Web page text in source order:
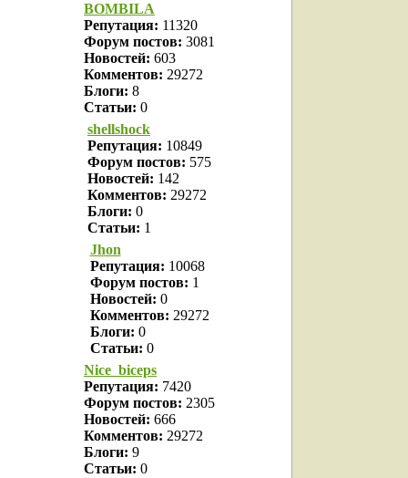
BOMBILA
Репутация: 11320
Форум постов: 3081
Новостей: 603
Комментов: 29272
Блоги: 8
Статьи: 0
shellshock
Репутация: 10849
Форум постов: 575
Новостей: 142
Комментов: 29272
Блоги: 0
Статьи: 1
Jhon
Репутация: 10068
Форум постов: 1
Новостей: 0
Комментов: 29272
Блоги: 0
Статьи: 0
Nice_biceps
Репутация: 7420
Форум постов: 2305
Новостей: 666
Комментов: 29272
Блоги: 9
Статьи: 0